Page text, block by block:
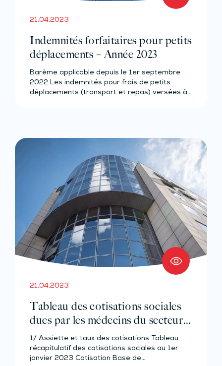
21.04.2023
Indemnités forfaitaires pour petits
déplacements – Année 2023
Barème applicable depuis le 1er septembre
2022 Les indemnités pour frais de petits
déplacements (transport et repas) versées à…
21.04.2023
Tableau des cotisations sociales
dues par les médecins du secteur 1
– Année 2023
1/ Assiette et taux des cotisations Tableau
récapitulatif des cotisations sociales au 1er
janvier 2023 Cotisation Base de…